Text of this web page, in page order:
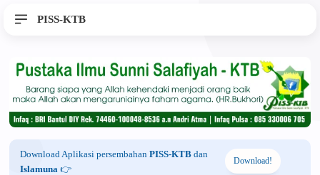
PISS-KTB
Download Aplikasi persembahan PISS-KTB dan
Islamuna 👉
Download!